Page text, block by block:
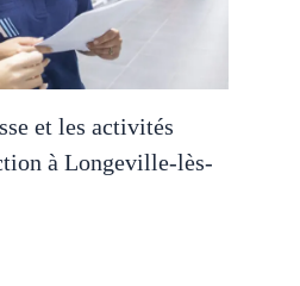
et les activités
à Longeville-lès-